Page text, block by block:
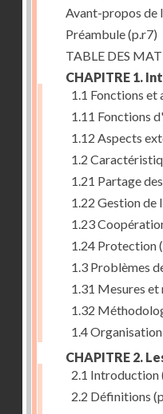
Avant-propos de
Préambule(p.r7)
TABLE DES
CHAPITRE 1.
1.1 Fonctions et
1.11 Fonctions
1.12 Aspects
1.2
1.21 Partage
1.22 Gestion
1.23
1.24 Protection
1.3 Problèmes
1.31 Mesures et
1.32
1.4
CHAPITRE 2.
2.1 Introduction
2.2 Définitions